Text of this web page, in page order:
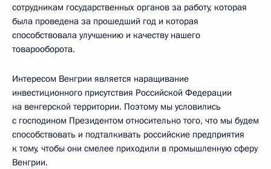
сотрудникам государственных органов за работу, которая
была проведена за прошедший год и которая
способствовала улучшению и качеству нашего
товарооборота.
Интересом Венгрии является наращивание
инвестиционного присутствия Российской Федерации
на венгерской территории. Поэтому мы условились
с господином Президентом относительно того, что мы будем
способствовать и подталкивать российские предприятия
к тому, чтобы они смелее приходили в промышленную сферу
Венгрии.